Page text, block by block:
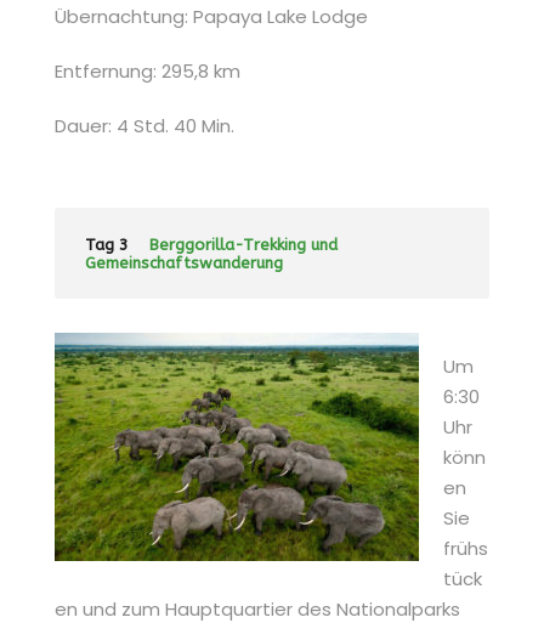
Übernachtung: Papaya Lake Lodge
Entfernung: 295,8 km
Dauer: 4 Std. 40 Min.
Tag 3
Berggorilla-Trekking und
Gemeinschaftswanderung
Um
6:30
Uhr
könn
en
Sie
frühs
tück
en und zum Hauptquartier des Nationalparks